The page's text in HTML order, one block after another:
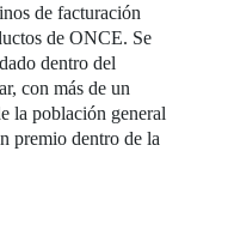
de facturación
de ONCE. Se
dentro del
con más de un
la población general
premio dentro de la